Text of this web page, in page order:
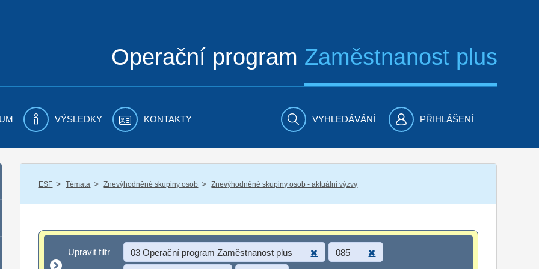
Operační program Zaměstnanost plus
VÝSLEDKY KONTAKTY VYHLEDÁVÁNÍ PŘIHLÁŠENÍ
ESF / Témata / Znevýhodněné skupiny osob / Znevýhodněné skupiny osob - aktuální výzvy
Upravit filtr
Upravit filtr 03 Operační program Zaměstnanost plus 085